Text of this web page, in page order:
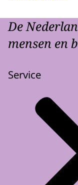
De
mensen en
Service